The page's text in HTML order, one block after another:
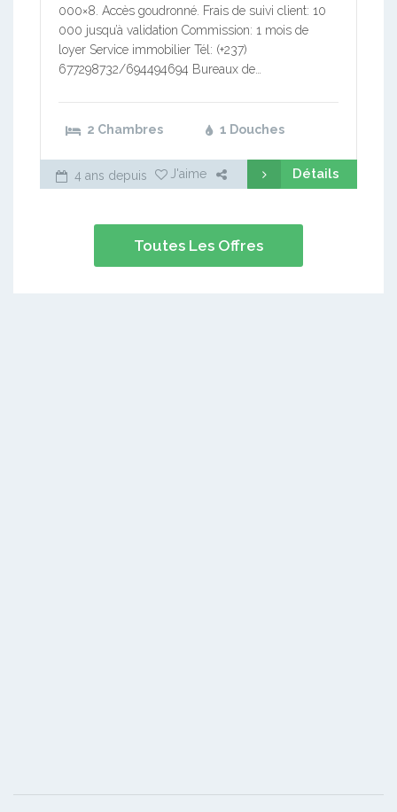
000×8. Accès goudronné. Frais de suivi client: 10
000 jusqu’à validation Commission: 1 mois de
loyer Service immobilier Tél: (+237)
677298732/694494694 Bureaux de…
2 Chambres 1 Douches
4 ans depuis J'aime Détails
Toutes Les Offres